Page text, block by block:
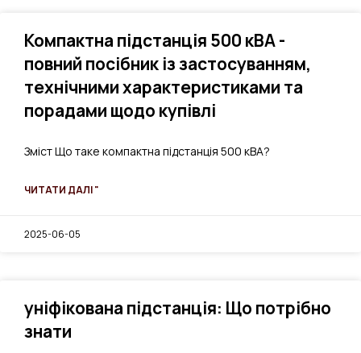
Компактна підстанція 500 кВА -
повний посібник із застосуванням,
технічними характеристиками та
порадами щодо купівлі
Зміст Що таке компактна підстанція 500 кВА?
ЧИТАТИ ДАЛІ "
2025-06-05
уніфікована підстанція: Що потрібно
знати